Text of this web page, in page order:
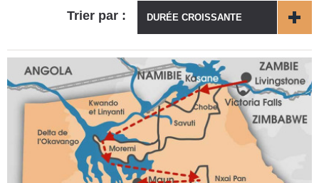
Trier par : DURÉE CROISSANTE